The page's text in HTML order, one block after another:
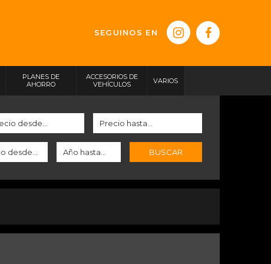
SEGUINOS EN
PLANES DE
AHORRO
ACCESORIOS DE
VEHÍCULOS
VARIOS
BUSCAR